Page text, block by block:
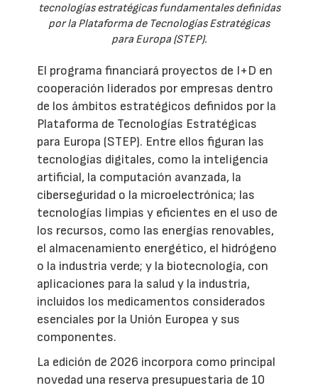
tecnologías estratégicas fundamentales definidas
por la Plataforma de Tecnologías Estratégicas
para Europa (STEP).
El programa financiará proyectos de I+D en
cooperación liderados por empresas dentro
de los ámbitos estratégicos definidos por la
Plataforma de Tecnologías Estratégicas
para Europa (STEP). Entre ellos figuran las
tecnologías digitales, como la inteligencia
artificial, la computación avanzada, la
ciberseguridad o la microelectrónica; las
tecnologías limpias y eficientes en el uso de
los recursos, como las energías renovables,
el almacenamiento energético, el hidrógeno
o la industria verde; y la biotecnología, con
aplicaciones para la salud y la industria,
incluidos los medicamentos considerados
esenciales por la Unión Europea y sus
componentes.
La edición de 2026 incorpora como principal
novedad una reserva presupuestaria de 10